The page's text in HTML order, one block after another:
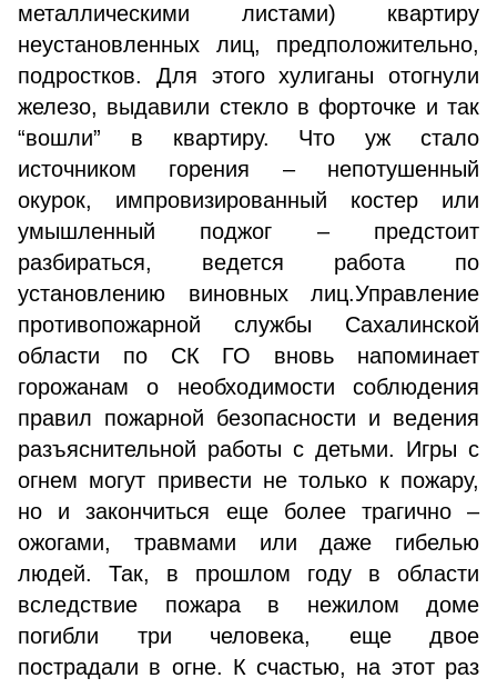
металлическими листами) квартиру
неустановленных лиц, предположительно,
подростков. Для этого хулиганы отогнули
железо, выдавили стекло в форточке и так
“вошли” в квартиру. Что уж стало
источником горения – непотушенный
окурок, импровизированный костер или
умышленный поджог – предстоит
разбираться, ведется работа по
установлению виновных лиц.Управление
противопожарной службы Сахалинской
области по СК ГО вновь напоминает
горожанам о необходимости соблюдения
правил пожарной безопасности и ведения
разъяснительной работы с детьми. Игры с
огнем могут привести не только к пожару,
но и закончиться еще более трагично –
ожогами, травмами или даже гибелью
людей. Так, в прошлом году в области
вследствие пожара в нежилом доме
погибли три человека, еще двое
пострадали в огне. К счастью, на этот раз